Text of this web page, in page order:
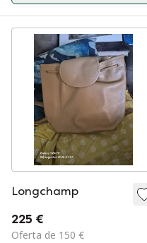
Longchamp
225 €
Oferta de 150 €